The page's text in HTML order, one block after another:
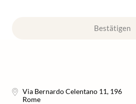
Bestätigen
Via Bernardo Celentano 11, 196
Rome